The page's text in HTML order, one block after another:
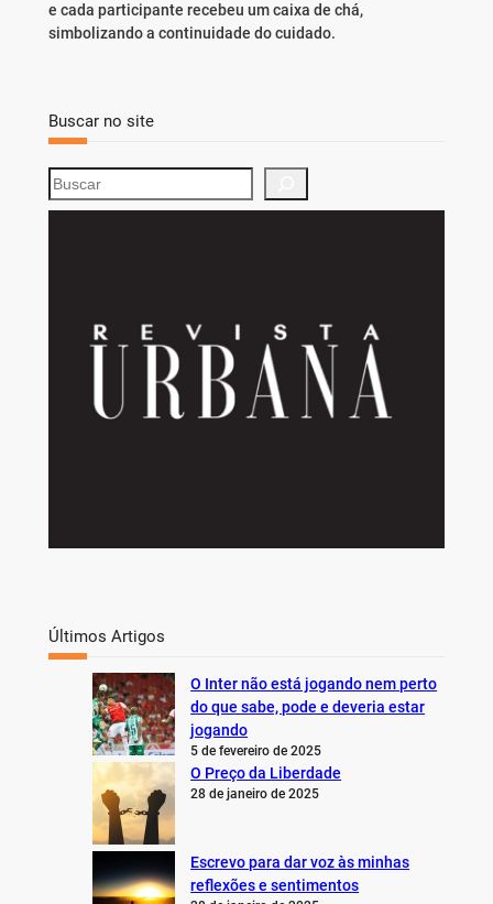
e cada participante recebeu um caixa de chá,
simbolizando a continuidade do cuidado.
Buscar no site
S
e
Últimos Artigos
O Inter não está jogando nem perto
do que sabe, pode e deveria estar
jogando
5 de fevereiro de 2025
O Preço da Liberdade
28 de janeiro de 2025
Escrevo para dar voz às minhas
reflexões e sentimentos